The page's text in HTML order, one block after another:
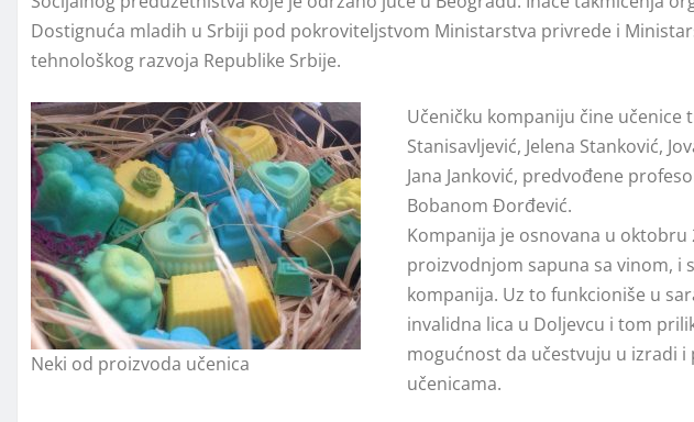
Dostignuća mladih u Srbiji pod pokroviteljstvom Ministarstva privrede i
tehnološkog razvoja Republike Srbije.
Neki od proizvoda učenica
Učeničku kompaniju čine učenice
Stanisavljević, Jelena Stanković,
Jana Janković, predvođene
Bobanom Đorđević.
Kompanija je osnovana u oktobru
proizvodnjom sapuna sa vinom, i
kompanija. Uz to funkcioniše u
invalidna lica u Doljevcu i tom
mogućnost da učestvuju u izradi i
učenicama.